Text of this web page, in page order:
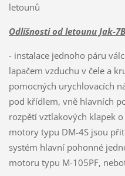
letounů
Odlišnosti od letounu Jak-
- instalace jednoho páru
lapačem vzduchu v čele a
pomocných urychlovacích
pod křídlem, vně hlavních
rozpětí vztlakových klapek
motory typu DM-4S jsou
systém hlavní pohonné
motoru typu M-105PF,